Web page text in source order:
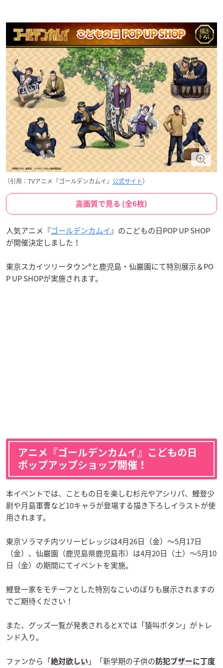
（引用：TVアニメ『ゴールデンカムイ』 公式サイト）
高画質で見る (全6枚)
人気アニメ『ゴールデンカムイ』のこどもの日POP UP SHOP
が開催決定しました！
東京スカイツリータウン®と鹿児島・仙巌園にて特別展示＆PO
P UP SHOPが実施されます。
アニメ『ゴールデンカムイ』こどもの日
ポップアップショップ開催！
本イベントでは、こともの日を楽しむ杉元やアシリパ、鯉登少
尉や月島軍曹など10キャラが登場する描き下ろしイラストが使
用されます。
東京ソラマチ内ツリービレッジは4月26日（金）～5月17日
（金）、仙巌園（鹿児島県鹿児島市）は4月20日（土）～5月10
日（金）の期間にてイベントを実施。
鯉登一家をモチーフとした特別なこいのぼりも展示されますの
でご期待ください！
また、グッズ一覧が発表されるとXでは「猿叫ボタン」がトレ
ンド入り。
ファンから「絶対欲しい 」「新学期の子供の 防犯ブザーに丁度